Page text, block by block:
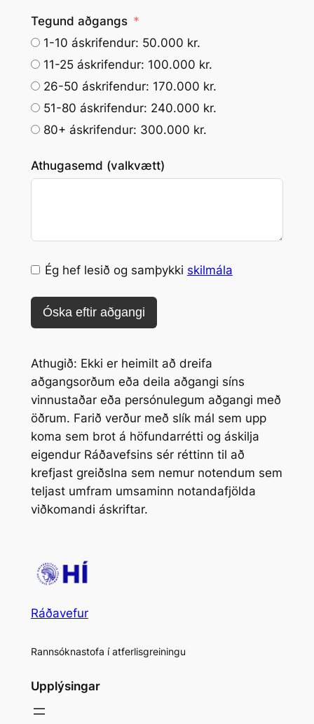
Tegund aðgangs
1-10 áskrifendur: 50.000 kr.
11-25 áskrifendur: 100.000 kr.
26-50 áskrifendur: 170.000 kr.
51-80 áskrifendur: 240.000 kr.
80+ áskrifendur: 300.000 kr.
Athugasemd (valkvætt)
Ég hef lesið og samþykki skilmála
Óska eftir aðgangi
Athugið: Ekki er heimilt að dreifa
aðgangsorðum eða deila aðgangi síns
vinnustaðar eða persónulegum aðgangi með
öðrum. Farið verður með slík mál sem upp
koma sem brot á höfundarrétti og áskilja
eigendur Ráðavefsins sér réttinn til að
krefjast greiðslna sem nemur notendum sem
teljast umfram umsaminn notandafjölda
viðkomandi áskriftar.
Ráðavefur
Rannsóknastofa í atferlisgreiningu
Upplýsingar